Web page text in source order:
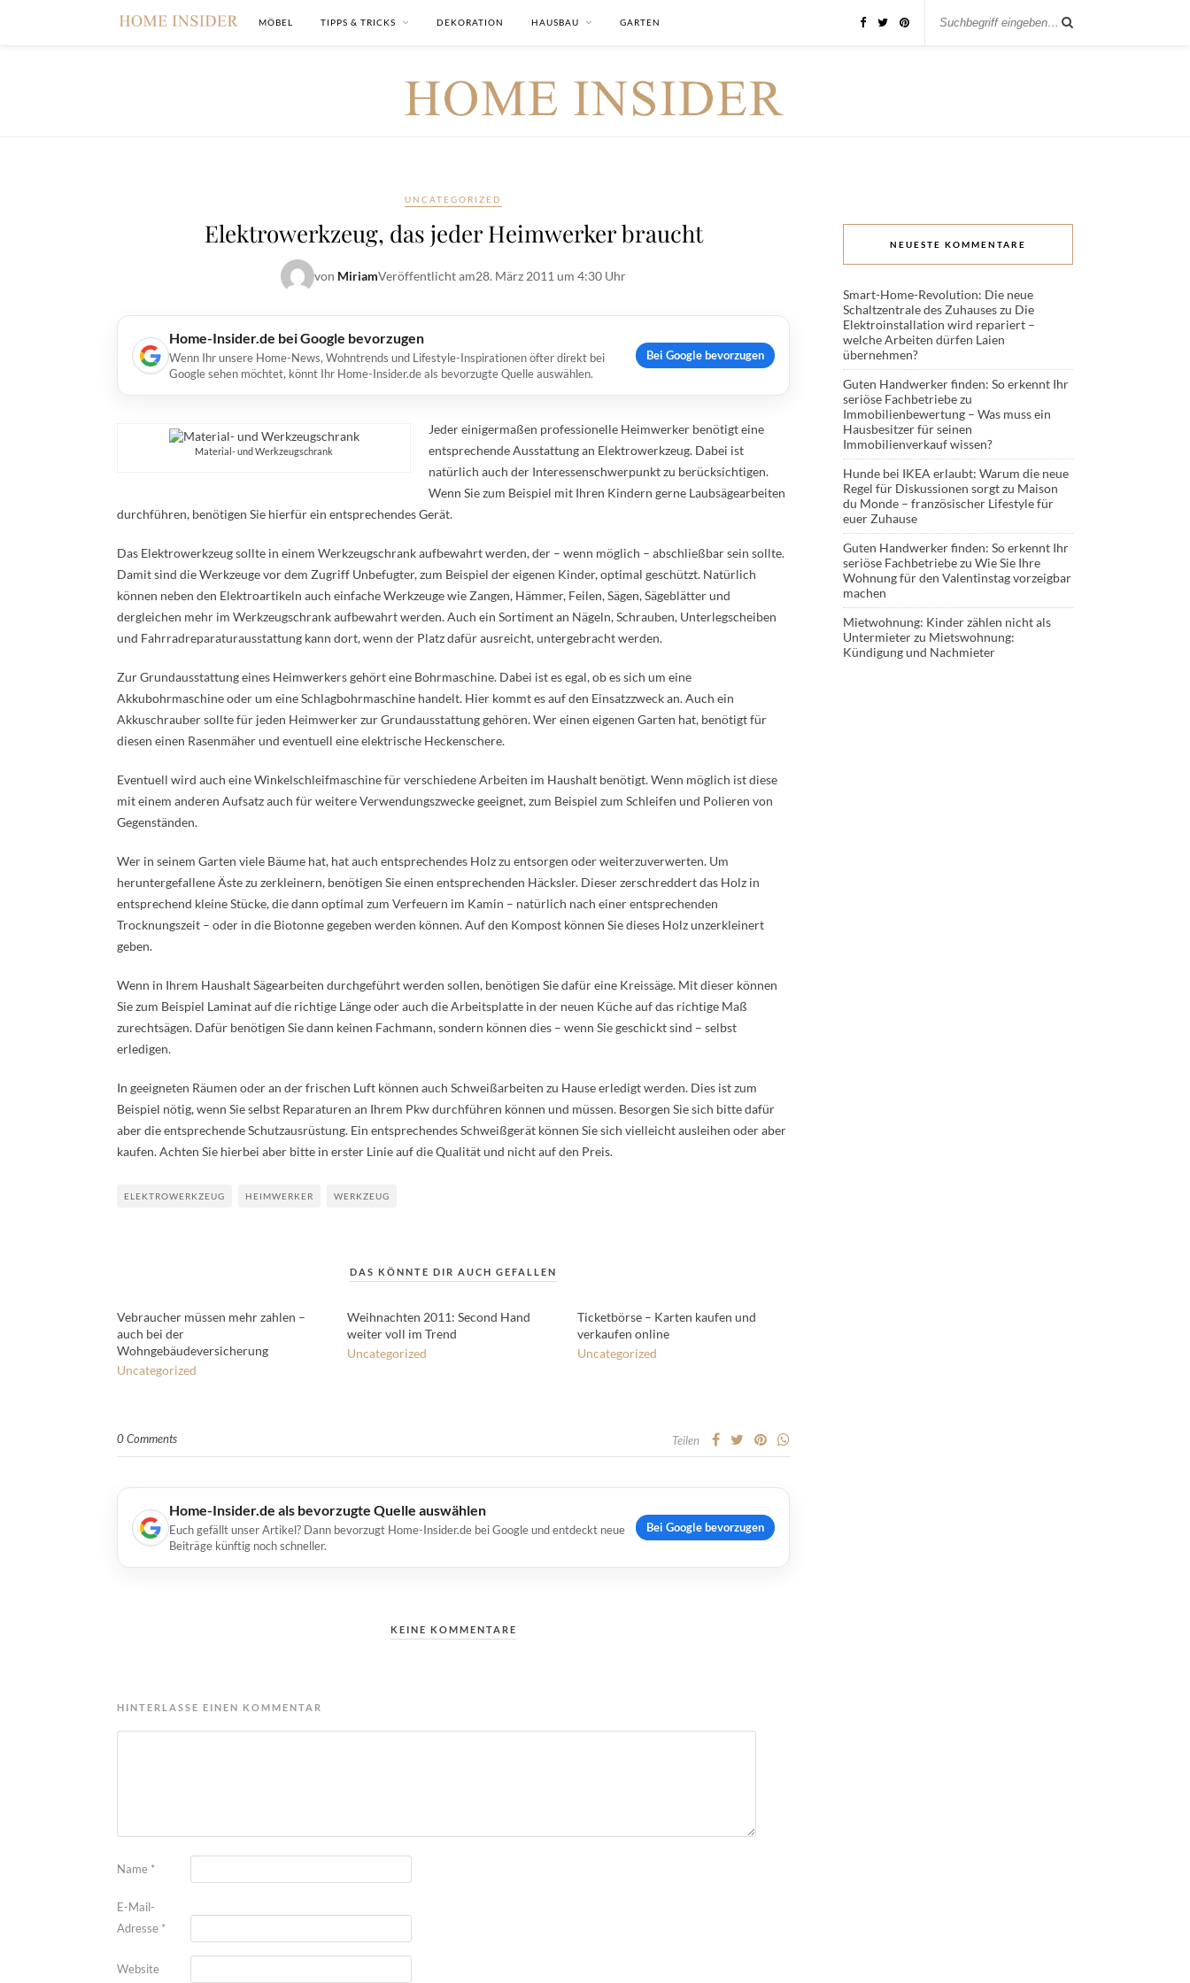
MÖBEL TIPPS & TRICKS DEKORATION HAUSBAU GARTEN
UNCATEGORIZED
Elektrowerkzeug, das jeder Heimwerker braucht
von MiriamVeröffentlicht am28. März 2011 um 4:30 Uhr
Home-Insider.de bei Google bevorzugen
Wenn Ihr unsere Home-News, Wohntrends und Lifestyle-Inspirationen öfter direkt bei
Google sehen möchtet, könnt Ihr Home-Insider.de als bevorzugte Quelle auswählen.
Bei Google bevorzugen
Material- und Werkzeugschrank
Jeder einigermaßen professionelle Heimwerker benötigt eine
entsprechende Ausstattung an Elektrowerkzeug. Dabei ist
natürlich auch der Interessenschwerpunkt zu berücksichtigen.
Wenn Sie zum Beispiel mit Ihren Kindern gerne Laubsägearbeiten
durchführen, benötigen Sie hierfür ein entsprechendes Gerät.
Das Elektrowerkzeug sollte in einem Werkzeugschrank aufbewahrt werden, der – wenn möglich – abschließbar sein sollte.
Damit sind die Werkzeuge vor dem Zugriff Unbefugter, zum Beispiel der eigenen Kinder, optimal geschützt. Natürlich
können neben den Elektroartikeln auch einfache Werkzeuge wie Zangen, Hämmer, Feilen, Sägen, Sägeblätter und
dergleichen mehr im Werkzeugschrank aufbewahrt werden. Auch ein Sortiment an Nägeln, Schrauben, Unterlegscheiben
und Fahrradreparaturausstattung kann dort, wenn der Platz dafür ausreicht, untergebracht werden.
Zur Grundausstattung eines Heimwerkers gehört eine Bohrmaschine. Dabei ist es egal, ob es sich um eine
Akkubohrmaschine oder um eine Schlagbohrmaschine handelt. Hier kommt es auf den Einsatzzweck an. Auch ein
Akkuschrauber sollte für jeden Heimwerker zur Grundausstattung gehören. Wer einen eigenen Garten hat, benötigt für
diesen einen Rasenmäher und eventuell eine elektrische Heckenschere.
Eventuell wird auch eine Winkelschleifmaschine für verschiedene Arbeiten im Haushalt benötigt. Wenn möglich ist diese
mit einem anderen Aufsatz auch für weitere Verwendungszwecke geeignet, zum Beispiel zum Schleifen und Polieren von
Gegenständen.
Wer in seinem Garten viele Bäume hat, hat auch entsprechendes Holz zu entsorgen oder weiterzuverwerten. Um
heruntergefallene Äste zu zerkleinern, benötigen Sie einen entsprechenden Häcksler. Dieser zerschreddert das Holz in
entsprechend kleine Stücke, die dann optimal zum Verfeuern im Kamin – natürlich nach einer entsprechenden
Trocknungszeit – oder in die Biotonne gegeben werden können. Auf den Kompost können Sie dieses Holz unzerkleinert
geben.
Wenn in Ihrem Haushalt Sägearbeiten durchgeführt werden sollen, benötigen Sie dafür eine Kreissäge. Mit dieser können
Sie zum Beispiel Laminat auf die richtige Länge oder auch die Arbeitsplatte in der neuen Küche auf das richtige Maß
zurechtsägen. Dafür benötigen Sie dann keinen Fachmann, sondern können dies – wenn Sie geschickt sind – selbst
erledigen.
In geeigneten Räumen oder an der frischen Luft können auch Schweißarbeiten zu Hause erledigt werden. Dies ist zum
Beispiel nötig, wenn Sie selbst Reparaturen an Ihrem Pkw durchführen können und müssen. Besorgen Sie sich bitte dafür
aber die entsprechende Schutzausrüstung. Ein entsprechendes Schweißgerät können Sie sich vielleicht ausleihen oder aber
kaufen. Achten Sie hierbei aber bitte in erster Linie auf die Qualität und nicht auf den Preis.
ELEKTROWERKZEUG HEIMWERKER WERKZEUG
DAS KÖNNTE DIR AUCH GEFALLEN
Vebraucher müssen mehr zahlen –
auch bei der
Wohngebäudeversicherung
Uncategorized
Weihnachten 2011: Second Hand
weiter voll im Trend
Uncategorized
Ticketbörse – Karten kaufen und
verkaufen online
Uncategorized
0 Comments Teilen
Home-Insider.de als bevorzugte Quelle auswählen
Euch gefällt unser Artikel? Dann bevorzugt Home-Insider.de bei Google und entdeckt neue
Beiträge künftig noch schneller.
Bei Google bevorzugen
KEINE KOMMENTARE
HINTERLASSE EINEN KOMMENTAR
Name *
E-Mail-
Adresse *
Website
NEUESTE KOMMENTARE
Smart-Home-Revolution: Die neue
Schaltzentrale des Zuhauseszu Die
Elektroinstallation wird repariert –
welche Arbeiten dürfen Laien
übernehmen?
Guten Handwerker finden: So erkennt Ihr
seriöse Fachbetriebezu
Immobilienbewertung – Was muss ein
Hausbesitzer für seinen
Immobilienverkauf wissen?
Hunde bei IKEA erlaubt: Warum die neue
Regel für Diskussionen sorgtzu Maison
du Monde – französischer Lifestyle für
euer Zuhause
Guten Handwerker finden: So erkennt Ihr
seriöse Fachbetriebezu Wie Sie Ihre
Wohnung für den Valentinstag vorzeigbar
machen
Mietwohnung: Kinder zählen nicht als
Untermieterzu Mietswohnung:
Kündigung und Nachmieter